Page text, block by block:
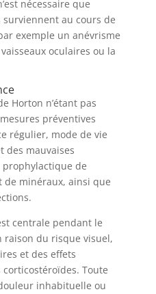
nécessaire que
au cours de
exemple un anévrisme
oculaires ou la
Horton n’étant pas
préventives
régulier, mode de vie
des mauvaises
de
de minéraux, ainsi que
centrale pendant le
du risque visuel,
et des effets
Toute
inhabituelle ou